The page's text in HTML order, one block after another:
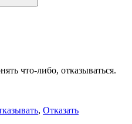
что-либо, отказываться.
, Отказать